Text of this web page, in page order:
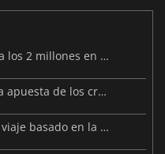
Resident Evil Veronica ya supera los 2 millones en listas de deseados
Beast of Reincarnation: la nueva apuesta de los creadores de Pokémon
Ya está disponible Big Walk, un viaje basado en la amistad